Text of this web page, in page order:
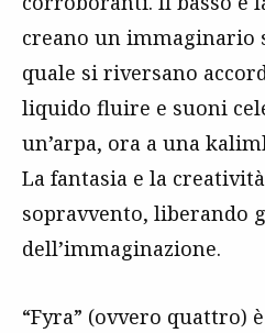
creano un immaginario
quale si riversano
liquido fluire e suoni
un’arpa, ora a una
La fantasia e la
sopravvento, liberando
dell’immaginazione.
“Fyra” (ovvero quattro)